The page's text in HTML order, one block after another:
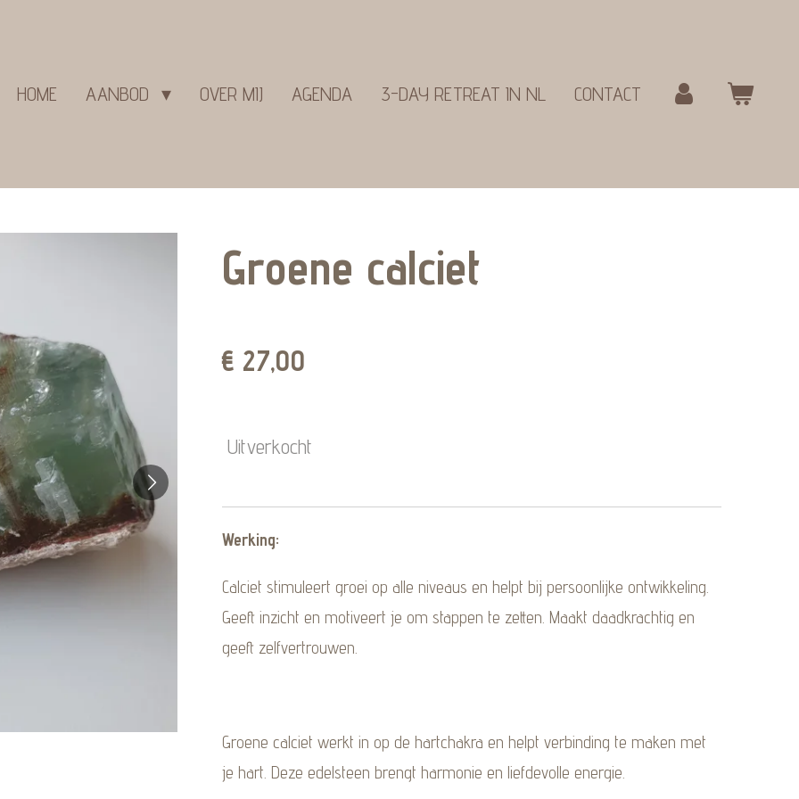
HOME AANBOD OVER MIJ AGENDA 3-DAY RETREAT IN NL CONTACT
Groene calciet
€ 27,00
Uitverkocht
Werking:
Calciet stimuleert groei op alle niveaus en helpt bij persoonlijke ontwikkeling.
Geeft inzicht en motiveert je om stappen te zetten. Maakt daadkrachtig en
geeft zelfvertrouwen.
Groene calciet werkt in op de hartchakra en helpt verbinding te maken met
je hart. Deze edelsteen brengt harmonie en liefdevolle energie.